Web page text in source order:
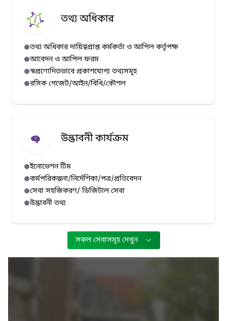
তথ্য অধিকার
তথ্য অধিকার দায়িত্বপ্রাপ্ত কর্মকর্তা ও আপিল কর্তৃপক্ষ
আবেদন ও আপিল ফরম
স্বপ্রণোদিতভাবে প্রকাশযোগ্য তথ্যসমূহ
রসিক গেজেট/আইন/বিধি/কৌশল
উদ্ভাবনী কার্যক্রম
ইনোভেশন টিম
কর্মপরিকল্পনা/নির্দেশিকা/পত্র/প্রতিবেদন
সেবা সহজিকরণ/ ডিজিটাল সেবা
উদ্ভাবনী তথ্য
সকল সেবাসমূহ দেখুন